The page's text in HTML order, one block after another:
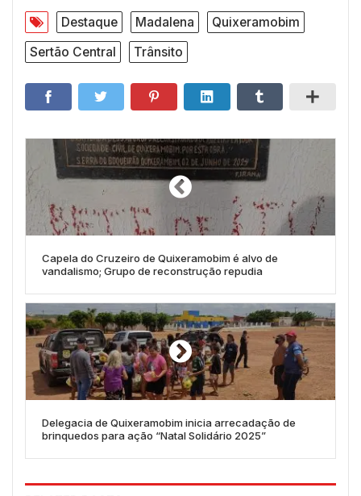
Destaque Madalena
Quixeramobim
Sertão Central
Trânsito
Capela do Cruzeiro de Quixeramobim é alvo de
vandalismo; Grupo de reconstrução repudia
Delegacia de Quixeramobim inicia arrecadação de
brinquedos para ação “Natal Solidário 2025”